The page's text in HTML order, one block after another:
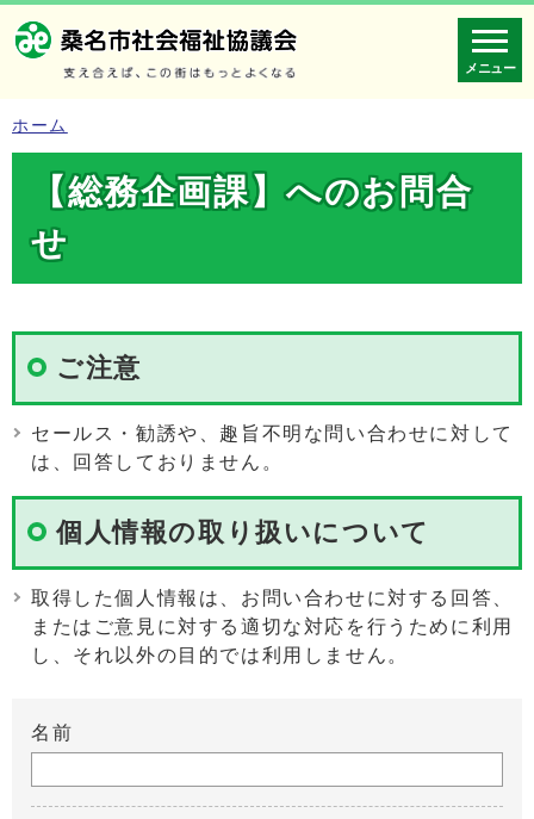
メニュー
ホーム
【総務企画課】へのお問合
せ
ご注意
セールス・勧誘や、趣旨不明な問い合わせに対して
は、回答しておりません。
個人情報の取り扱いについて
取得した個人情報は、お問い合わせに対する回答、
またはご意見に対する適切な対応を行うために利用
し、それ以外の目的では利用しません。
名前